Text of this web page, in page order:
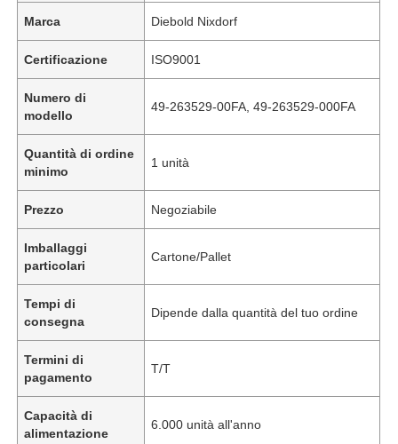
Marca Diebold Nixdorf
Certificazione ISO9001
Numero di
modello
49-263529-00FA, 49-263529-000FA
Quantità di ordine
minimo
1 unità
Prezzo Negoziabile
Imballaggi
particolari
Cartone/Pallet
Tempi di
consegna
Dipende dalla quantità del tuo ordine
Termini di
pagamento
T/T
Capacità di
alimentazione
6.000 unità all'anno